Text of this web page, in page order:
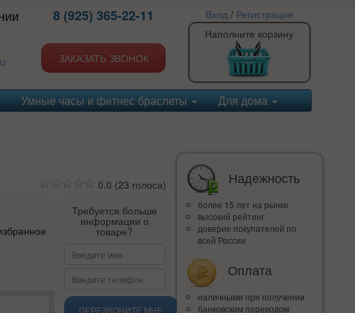
8 (925) 365-22-11
ЗАКАЗАТЬ ЗВОНОК
Вход/ Регистрация
Наполните корзину
Умные часы и фитнес браслеты Для дома
0.0 (23 голоса)
Требуется больше
информации о
товаре?
ПЕРЕЗВОНИТЕ МНЕ
Надежность
более 15 лет на рынке
высокий рейтинг
доверие покупателей по
всей России
Оплата
наличными при получении
банковским переводом